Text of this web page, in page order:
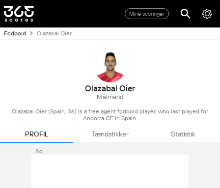
Mine scoringer
Fodbold Olazabal Oier
Olazabal Oier
Målmand
Olazabal Oier (Spain, 36) is a free agent fodbold player, who last played for
Andorra CF in Spain.
PROFIL Tændstikker Statistik
Ad